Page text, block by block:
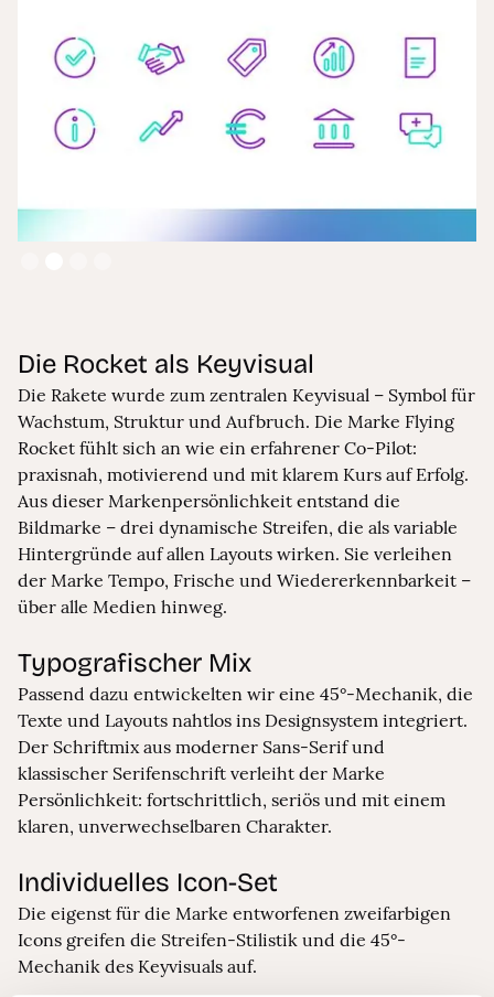
Die Rocket als Keyvisual
Die Rakete wurde zum zentralen Keyvisual – Symbol für
Wachstum, Struktur und Aufbruch. Die Marke Flying
Rocket fühlt sich an wie ein erfahrener Co-Pilot:
praxisnah, motivierend und mit klarem Kurs auf Erfolg.
Aus dieser Markenpersönlichkeit entstand die
Bildmarke – drei dynamische Streifen, die als variable
Hintergründe auf allen Layouts wirken. Sie verleihen
der Marke Tempo, Frische und Wiedererkennbarkeit –
über alle Medien hinweg.
Typografischer Mix
Passend dazu entwickelten wir eine 45°-Mechanik, die
Texte und Layouts nahtlos ins Designsystem integriert.
Der Schriftmix aus moderner Sans-Serif und
klassischer Serifenschrift verleiht der Marke
Persönlichkeit: fortschrittlich, seriös und mit einem
klaren, unverwechselbaren Charakter.
Individuelles Icon-Set
Die eigenst für die Marke entworfenen zweifarbigen
Icons greifen die Streifen-Stilistik und die 45°-
Mechanik des Keyvisuals auf.